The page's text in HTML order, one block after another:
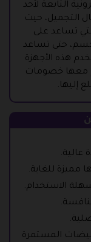
التابعة لأحد
التجميل، حيث
تساعد على
حتى تساعد
هذه الأجهزة
معها خصومات
إليها.
عالية.
مميزة للغاية.
الاستخدام.
المستمرة